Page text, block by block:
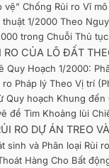
vệ” Chống Rủi ro Vĩ
1/2000 Theo
trong Chuỗi Thủ
RO CỦA LÔ ĐẤT
Quy Hoạch 1/2000:
Pháp lý Theo Vị trí
Quy hoạch Khung đến
để Tìm Khoảng lùi
RO DỰ ÁN TREO
sinh và Phân loại Rủi
Hàng Cho Bất